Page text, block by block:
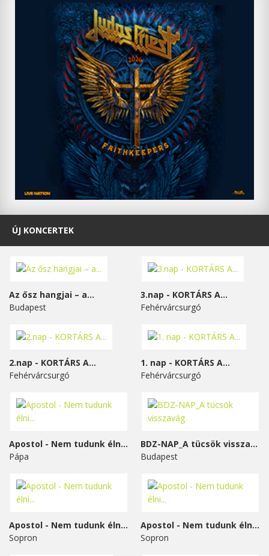
ÚJ KONCERTEK
Az ősz hangjai – a...
Budapest
3.nap - KORTÁRS A...
Fehérvárcsurgó
2.nap - KORTÁRS A...
Fehérvárcsurgó
1. nap - KORTÁRS A...
Fehérvárcsurgó
Apostol - Nem tudunk élni...
Pápa
BDZ-NAP_A tücsök visszavág
Budapest
Apostol - Nem tudunk élni...
Sopron
Apostol - Nem tudunk élni...
Sopron